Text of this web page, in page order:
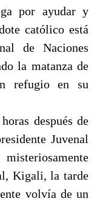
por ayudar y
católico está
de Naciones
la matanza de
refugio en su
después de
Juvenal
Kigali, la tarde
volvía de un